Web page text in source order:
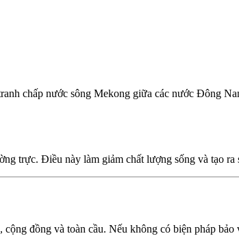
chấp nước sông Mekong giữa các nước Đông
trực. Điều này làm giảm chất lượng sống và tạo ra
đồng và toàn cầu. Nếu không có biện pháp